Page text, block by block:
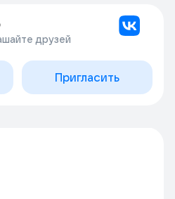
друзей
Пригласить